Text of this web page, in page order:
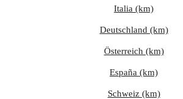
Italia (km)
Deutschland (km)
Österreich (km)
España (km)
Schweiz (km)